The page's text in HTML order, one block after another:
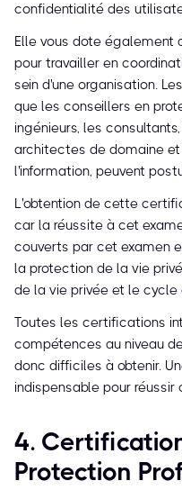
confidentialité des
Elle vous dote également
pour travailler en
sein d'une organisation.
que les conseillers en
ingénieurs, les
architectes de domaine
l'information, peuvent
L'obtention de cette
car la réussite à cet
couverts par cet examen
la protection de la vie
de la vie privée et le cycle
Toutes les certifications
compétences au niveau
donc difficiles à obtenir.
indispensable pour réussir
4.
Protection